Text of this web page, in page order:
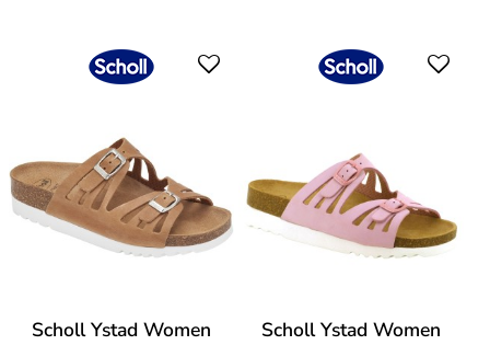
Scholl Ystad Women Scholl Ystad Women